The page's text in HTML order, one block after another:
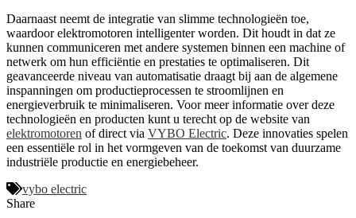
Daarnaast neemt de integratie van slimme technologieën toe,
waardoor elektromotoren intelligenter worden. Dit houdt in dat ze
kunnen communiceren met andere systemen binnen een machine of
netwerk om hun efficiëntie en prestaties te optimaliseren. Dit
geavanceerde niveau van automatisatie draagt bij aan de algemene
inspanningen om productieprocessen te stroomlijnen en
energieverbruik te minimaliseren. Voor meer informatie over deze
technologieën en producten kunt u terecht op de website van
elektromotoren of direct via VYBO Electric. Deze innovaties spelen
een essentiële rol in het vormgeven van de toekomst van duurzame
industriële productie en energiebeheer.
vybo electric
Share